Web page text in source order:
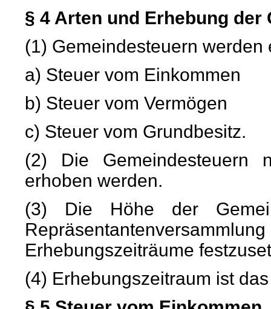
§ 4 Arten und Erhebung der
(1) Gemeindesteuern werden
a) Steuer vom Einkommen
b) Steuer vom Vermögen
c) Steuer vom Grundbesitz.
(2) Die Gemeindesteuern
erhoben werden.
(3) Die Höhe der
Erhebungszeiträume
(4) Erhebungszeitraum ist